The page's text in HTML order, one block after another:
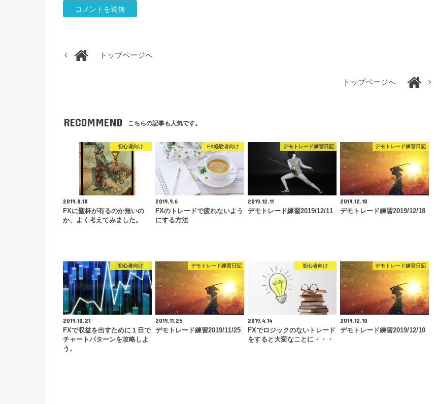
トップページへ
トップページへ
RECOMMEND こちらの記事も人気です。
初心者向け
2019.8.18
FXに聖杯が有るのか無いの
か、よく考えてみました。
FX経験者向け
2019.9.6
FXのトレードで疲れないよう
にする方法
デモトレード練習日記
2019.12.11
デモトレード練習2019/12/11
デモトレード練習日記
2019.12.18
デモトレード練習2019/12/18
初心者向け
2019.10.21
FXで収益を出すために１日で
チャートパターンを攻略しよ
う。
デモトレード練習日記
2019.11.25
デモトレード練習2019/11/25
初心者向け
2019.4.14
FXでロジックのないトレード
をすると大変なことに・・・
デモトレード練習日記
2019.12.10
デモトレード練習2019/12/10